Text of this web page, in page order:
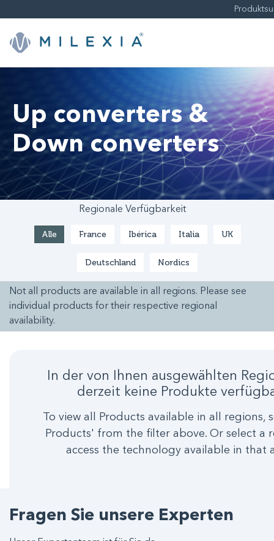
InhaltUp converters &
Down converters
Regionale Verfügbarkeit
Alle France Ibérica Italia UK
Deutschland Nordics
Not all products are available in all regions. Please see
individual products for their respective regional
availability.
In der von Ihnen ausgewählten
derzeit keine Produkte
To view all Products available in all regions,
Products' from the filter above. Or select a
access the technology available in that
Fragen Sie unsere Experten